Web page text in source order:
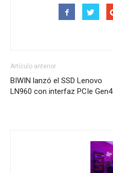
Artículo anterior
BIWIN lanzó el SSD Lenovo
LN960 con interfaz PCIe Gen4